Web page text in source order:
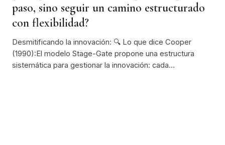
paso, sino seguir un camino estructurado
con flexibilidad?
Desmitificando la innovación: 🔍 Lo que dice Cooper
(1990):El modelo Stage-Gate propone una estructura
sistemática para gestionar la innovación: cada…